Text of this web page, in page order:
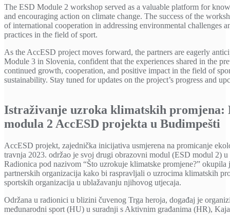
The ESD Module 2 workshop served as a valuable platform for
and encouraging action on climate change. The success of the
of international cooperation in addressing environmental challenges
practices in the field of sport.
As the AccESD project moves forward, the partners are eagerly
Module 3 in Slovenia, confident that the experiences shared in the
continued growth, cooperation, and positive impact in the field of
sustainability. Stay tuned for updates on the project’s progress and
Istraživanje uzroka klimatskih promjena:
modula 2 AccESD projekta u Budimpešti
AccESD projekt, zajednička inicijativa usmjerena na promicanje
travnja 2023. održao je svoj drugi obrazovni modul (ESD modul 2)
Radionica pod nazivom “Što uzrokuje klimatske promjene?” okupila
partnerskih organizacija kako bi raspravljali o uzrocima klimatskih
sportskih organizacija u ublažavanju njihovog utjecaja.
Održana u radionici u blizini čuvenog Trga heroja, događaj je
međunarodni sport (HU) u suradnji s Aktivnim građanima (HR),